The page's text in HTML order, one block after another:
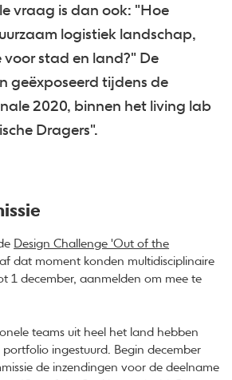
vraag is dan ook: "Hoe
logistiek landschap,
stad en land?" De
geëxposeerd tijdens de
2020, binnen het living lab
Dragers".
Design Challenge 'Out of the
dat moment konden multidisciplinaire
1 december, aanmelden om mee te
teams uit heel het land hebben
ingestuurd. Begin december
de inzendingen voor de deelname